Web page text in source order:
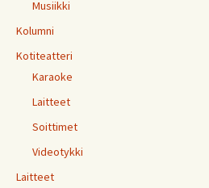
Musiikki
Kolumni
Kotiteatteri
Karaoke
Laitteet
Soittimet
Videotykki
Laitteet